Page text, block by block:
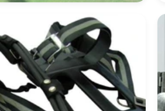
Equipamento De
Proteção Respiratória